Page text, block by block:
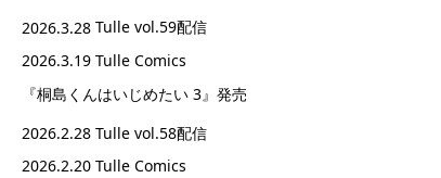
2026.3.28 Tulle vol.59配信
2026.3.19 Tulle Comics
『桐島くんはいじめたい 3』 発売
2026.2.28 Tulle vol.58配信
2026.2.20 Tulle Comics